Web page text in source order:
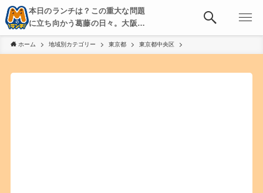
本日のランチは？この重大な問題
に立ち向かう葛藤の日々。大阪・
京都・神戸を中心とした食べ歩
き、飲み歩きを綴る。
ホーム 地域別カテゴリー 東京都 東京都中央区